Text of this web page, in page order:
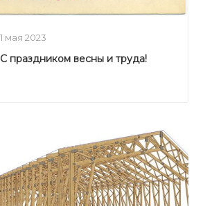
1 мая 2023
С праздником весны и труда!